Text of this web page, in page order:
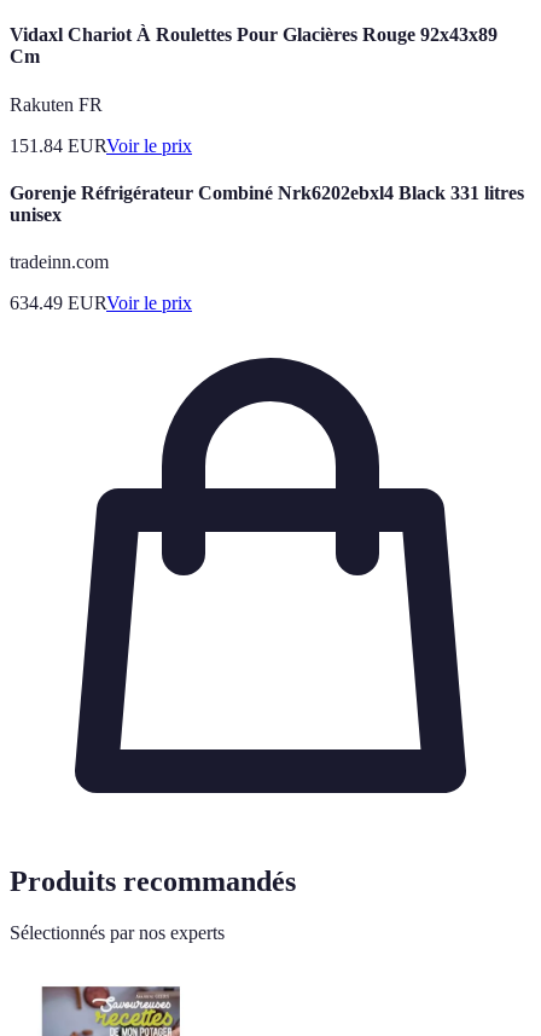
Vidaxl Chariot À Roulettes Pour Glacières Rouge 92x43x89
Cm
Rakuten FR
151.84 EURVoir le prix
Gorenje Réfrigérateur Combiné Nrk6202ebxl4 Black 331 litres
unisex
tradeinn.com
634.49 EURVoir le prix
Produits recommandés
Sélectionnés par nos experts